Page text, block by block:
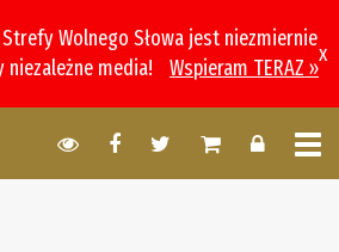
Wolnego Słowa jest niezmiernie
niezależne media!
Wspieram TERAZ »
x